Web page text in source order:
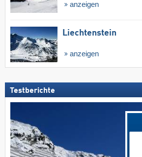
anzeigen
Liechtenstein
anzeigen
Testberichte